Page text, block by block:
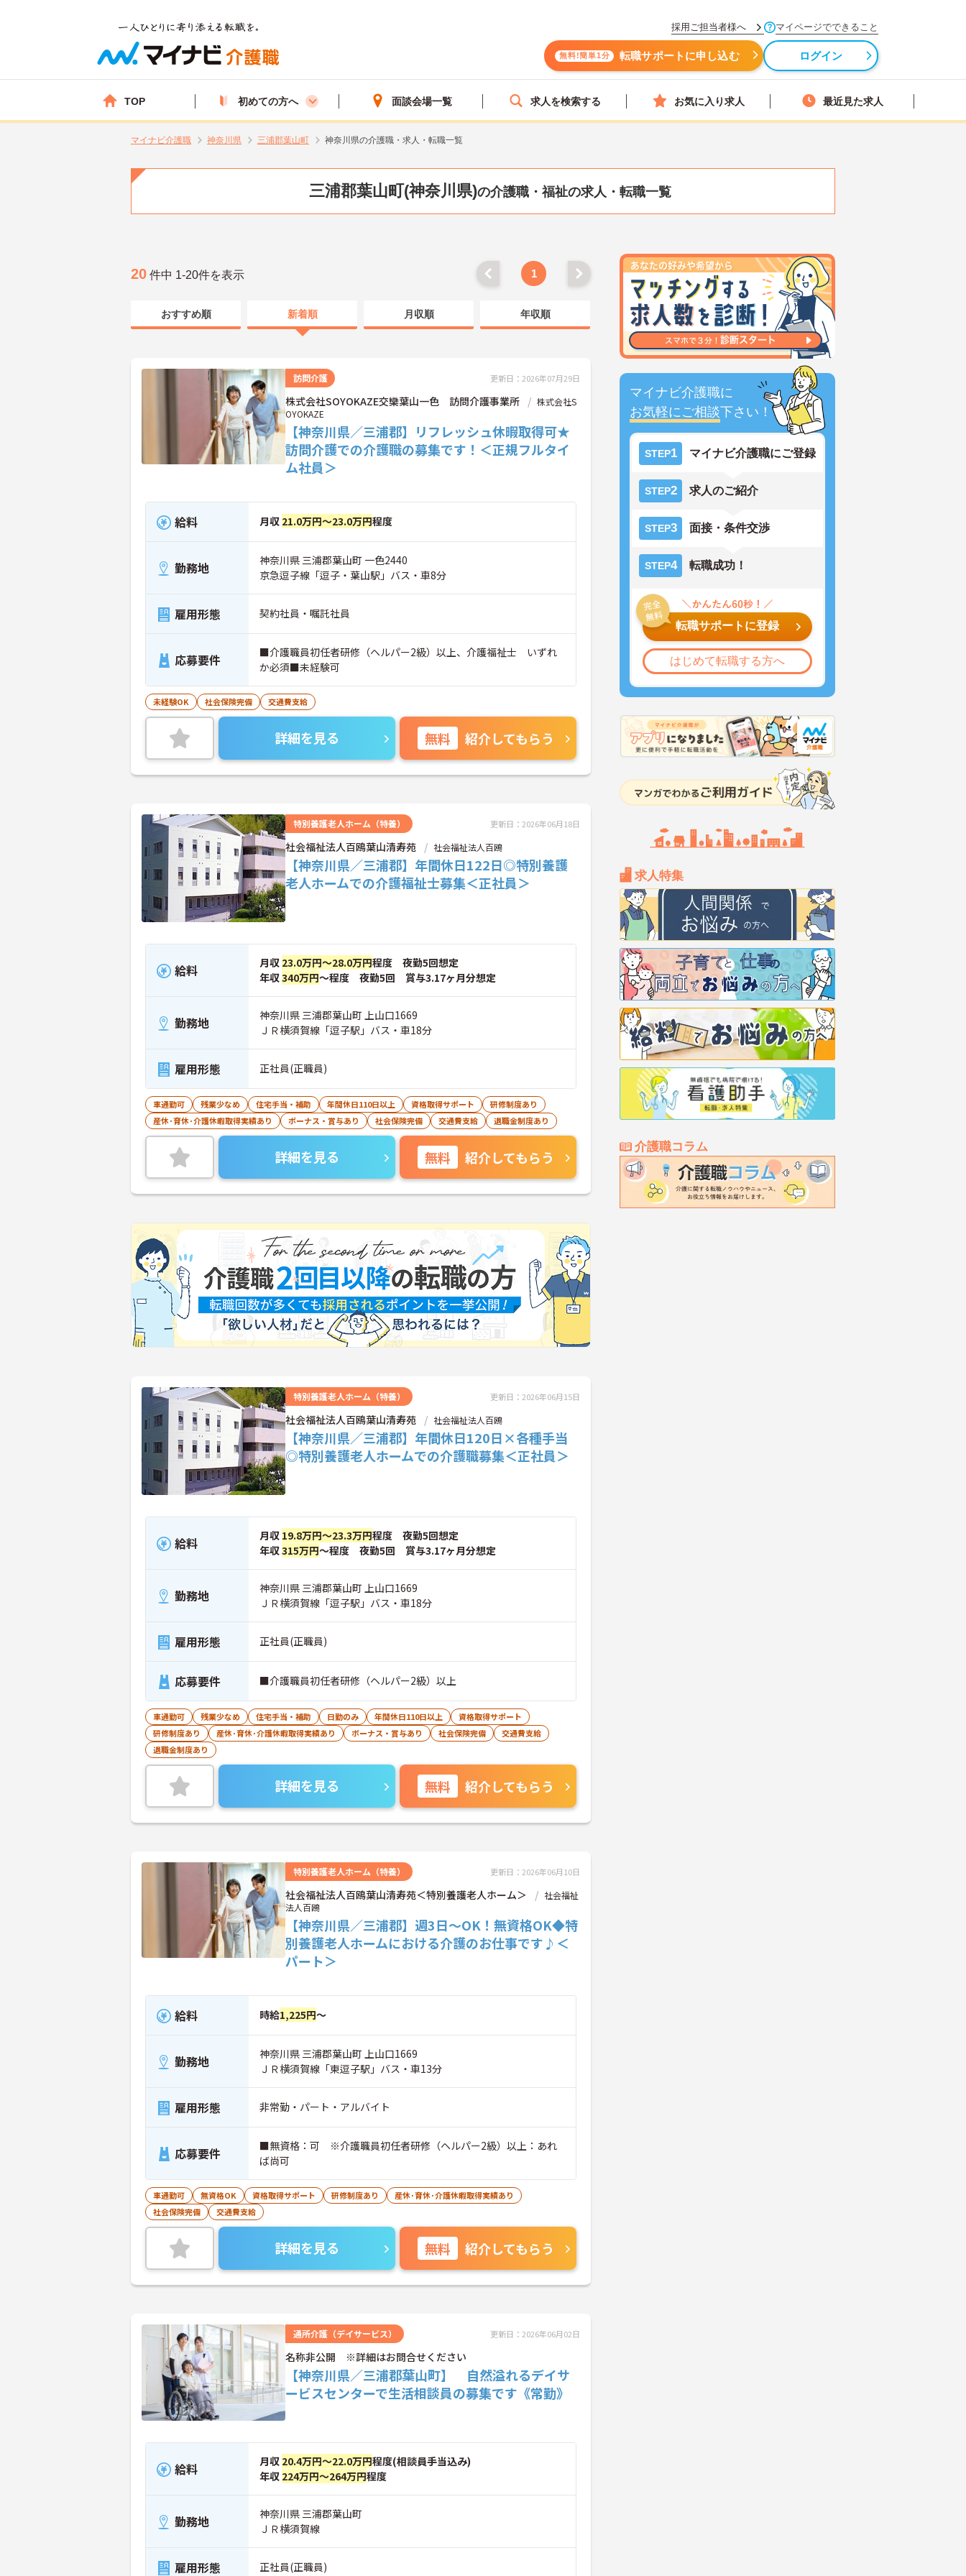
採用ご担当者様へ マイページでできること
無料!簡単1分 転職サポートに申し込む ログイン
TOP 初めての方へ 面談会場一覧 求人を検索する お気に入り求人 最近見た求人
マイナビ介護職 神奈川県 三浦郡葉山町 神奈川県の介護職・求人・転職一覧
三浦郡葉山町(神奈川県)の介護職・福祉の求人・転職一覧
マイナビ介護職に
お気軽にご相談下さい！
STEP1 マイナビ介護職にご登録
STEP2 求人のご紹介
STEP3 面接・条件交渉
STEP4 転職成功！
転職サポートに登録
はじめて転職する方へ
求人特集
介護職コラム
20 件中 1-20件を表示 1
おすすめ順 新着順 月収順 年収順
訪問介護 更新日：2026年07月29日
株式会社SOYOKAZE交欒葉山一色 訪問介護事業所
株式会社S
OYOKAZE
【神奈川県／三浦郡】リフレッシュ休暇取得可★
訪問介護での介護職の募集です！＜正規フルタイ
ム社員＞
給料 月収 21.0万円～23.0万円程度
勤務地
神奈川県 三浦郡葉山町 一色2440
京急逗子線「逗子・葉山駅」バス・車8分
雇用形態 契約社員・嘱託社員
応募要件
■介護職員初任者研修（ヘルパー2級）以上、介護福祉士 いずれ
か必須■未経験可
未経験OK 社会保険完備 交通費支給
詳細を見る 無料 紹介してもらう
特別養護老人ホーム（特養） 更新日：2026年06月18日
社会福祉法人百鴎葉山清寿苑 社会福祉法人百鴎
【神奈川県／三浦郡】年間休日122日◎特別養護
老人ホームでの介護福祉士募集＜正社員＞
給料 月収 23.0万円～28.0万円程度 夜勤5回想定
年収340万円～程度 夜勤5回 賞与3.17ヶ月分想定
勤務地
神奈川県 三浦郡葉山町 上山口1669
ＪＲ横須賀線「逗子駅」バス・車18分
雇用形態 正社員(正職員)
車通勤可 残業少なめ 住宅手当・補助 年間休日110日以上 資格取得サポート
研修制度あり
産休･育休･介護休暇取得実績あり
ボーナス・賞与あり 社会保険完備 交通費支給 退職金制度あり
詳細を見る 無料 紹介してもらう
特別養護老人ホーム（特養） 更新日：2026年06月15日
社会福祉法人百鴎葉山清寿苑 社会福祉法人百鴎
【神奈川県／三浦郡】年間休日120日×各種手当
◎特別養護老人ホームでの介護職募集＜正社員＞
給料 月収 19.8万円～23.3万円程度 夜勤5回想定
年収315万円～程度 夜勤5回 賞与3.17ヶ月分想定
勤務地
神奈川県 三浦郡葉山町 上山口1669
ＪＲ横須賀線「逗子駅」バス・車18分
雇用形態 正社員(正職員)
応募要件 ■介護職員初任者研修（ヘルパー2級）以上
車通勤可 残業少なめ 住宅手当・補助 日勤のみ 年間休日110日以上
資格取得サポート
研修制度あり
産休･育休･介護休暇取得実績あり ボーナス・賞与あり 社会保険完備
交通費支給
退職金制度あり
詳細を見る 無料 紹介してもらう
特別養護老人ホーム（特養） 更新日：2026年06月10日
社会福祉法人百鴎葉山清寿苑＜特別養護老人ホーム＞
社会福祉
法人百鴎
【神奈川県／三浦郡】週3日～OK！無資格OK◆特
別養護老人ホームにおける介護のお仕事です♪＜
パート＞
給料 時給1,225円～
勤務地
神奈川県 三浦郡葉山町 上山口1669
ＪＲ横須賀線「東逗子駅」バス・車13分
雇用形態 非常勤・パート・アルバイト
応募要件
■無資格：可 ※介護職員初任者研修（ヘルパー2級）以上：あれ
ば尚可
車通勤可 無資格OK 資格取得サポート 研修制度あり
産休･育休･介護休暇取得実績あり
社会保険完備
交通費支給
詳細を見る 無料 紹介してもらう
通所介護（デイサービス） 更新日：2026年06月02日
名称非公開 ※詳細はお問合せください
【神奈川県／三浦郡葉山町】 自然溢れるデイサ
ービスセンターで生活相談員の募集です《常勤》
給料 月収 20.4万円～22.0万円程度(相談員手当込み)
年収 224万円～264万円程度
勤務地
神奈川県 三浦郡葉山町
ＪＲ横須賀線
雇用形態 正社員(正職員)